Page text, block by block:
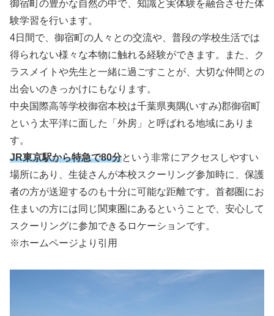
御宿町の豊かな自然の中で、知識と実体験を融合させた体
験学習を行います。
4日間で、御宿町の人々との交流や、普段の学校生活では
得られない様々な本物に触れる経験ができます。また、ク
ラスメイトや先生と一緒に過ごすことが、大切な仲間との
出会いのきっかけにもなります。
中央国際高等学校御宿本校は千葉県夷隅(いすみ)郡御宿町
という太平洋に面した「外房」と呼ばれる地域にありま
す。
JR東京駅から特急で80分という非常にアクセスしやすい
場所にあり、生徒さんが本校スクーリング参加時に、保護
者の方が送迎するのも十分に可能な距離です。首都圏にお
住まいの方には同じ関東圏にあるということで、安心して
スクーリングに参加できるロケーションです。
※ホームページより引用